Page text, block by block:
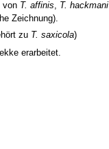
von T. affinis, T. hackmani
Zeichnung).
zu T. saxicola)
erarbeitet.